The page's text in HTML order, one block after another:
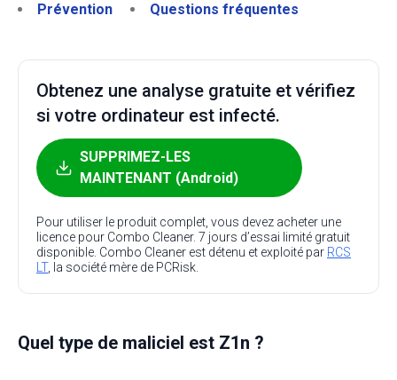
Prévention
Questions fréquentes
Obtenez une analyse gratuite et vérifiez
si votre ordinateur est infecté.
SUPPRIMEZ-LES
MAINTENANT (Android)
Pour utiliser le produit complet, vous devez acheter une
licence pour Combo Cleaner. 7 jours d’essai limité gratuit
disponible. Combo Cleaner est détenu et exploité par RCS
LT, la société mère de PCRisk.
Quel type de maliciel est Z1n ?